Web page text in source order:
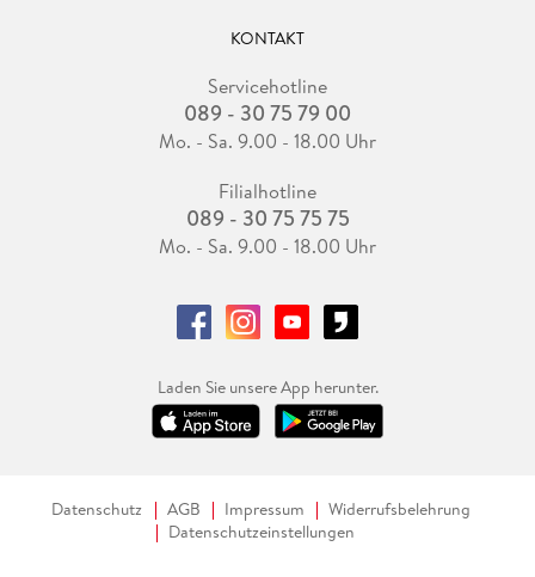
KONTAKT
Servicehotline
089 - 30 75 79 00
Mo. - Sa. 9.00 - 18.00 Uhr
Filialhotline
089 - 30 75 75 75
Mo. - Sa. 9.00 - 18.00 Uhr
Laden Sie unsere App herunter.
Datenschutz AGB Impressum
Widerrufsbelehrung
Datenschutzeinstellungen